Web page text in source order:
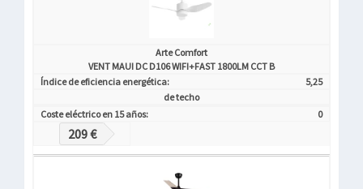
Arte Comfort
VENT MAUI DC D106 WIFI+FAST 1800LM CCT B
Índice de eficiencia energética:
5,25
de techo
Coste eléctrico en 15 años:
0
209 €